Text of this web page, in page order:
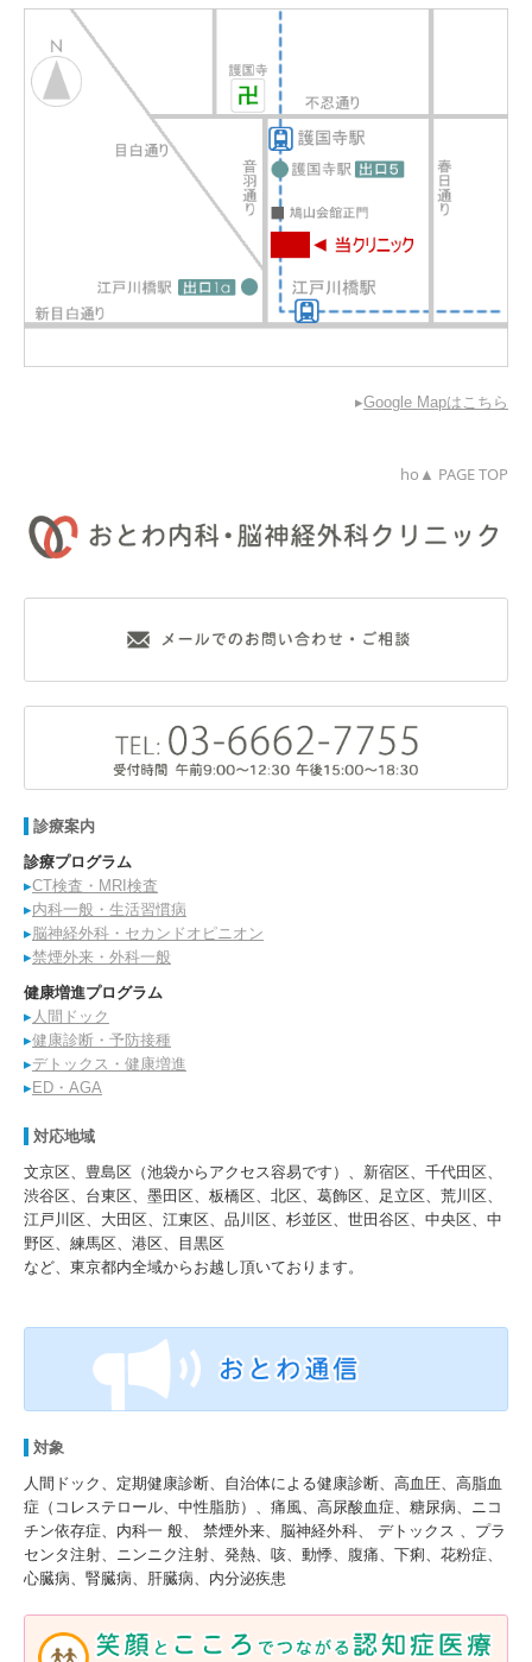
▸Google Mapはこちら
ho▲ PAGE TOP
診療案内
診療プログラム
▸CT検査・MRI検査
▸内科一般・生活習慣病
▸脳神経外科・セカンドオピニオン
▸禁煙外来・外科一般
健康増進プログラム
▸人間ドック
▸健康診断・予防接種
▸デトックス・健康増進
▸ED・AGA
対応地域
文京区、豊島区（池袋からアクセス容易です）、新宿区、千代田区、
渋谷区、台東区、墨田区、板橋区、北区、葛飾区、足立区、荒川区、
江戸川区、大田区、江東区、品川区、杉並区、世田谷区、中央区、中
野区、練馬区、港区、目黒区
など、東京都内全域からお越し頂いております。
対象
人間ドック、定期健康診断、自治体による健康診断、高血圧、高脂血
症（コレステロール、中性脂肪）、痛風、高尿酸血症、糖尿病、ニコ
チン依存症、内科一 般、 禁煙外来、脳神経外科、 デトックス 、プラ
センタ注射、ニンニク注射、発熱、咳、動悸、腹痛、下痢、花粉症、
心臓病、腎臓病、肝臓病、内分泌疾患